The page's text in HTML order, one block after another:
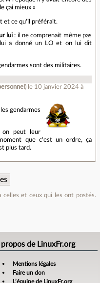
çai mieux »
et ce qu'il préférait.
lui: il ne comprenait même pas
a donné un LO et on lui dit
sont des militaires.
) le 10 janvier 2024 à
gendarmes
on peut leur
que c'est un ordre, ça
plus tard.
et ceux qui les ont postés.
propos de LinuxFr.org
Mentions légales
Faire un don
L’équipe de LinuxFr.org